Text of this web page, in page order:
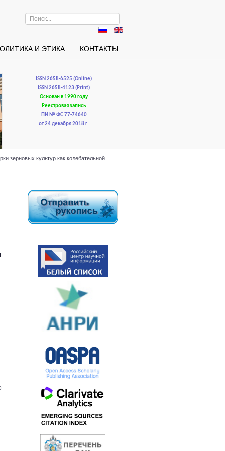
Искать...
И ЭТИКА КОНТАКТЫ
ISSN 2658-6525 (Online)
ISSN 2658-4123 (Print)
Основан в 1990 году
Реестровая запись
ПИ № ФС 77-74640
от 24 декабря 2018 г.
зерновых культур как колебательной